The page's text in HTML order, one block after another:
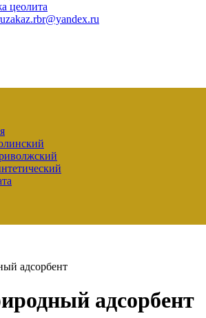
цеолита
zakaz.rbr@yandex.ru
адсорбент
адсорбент